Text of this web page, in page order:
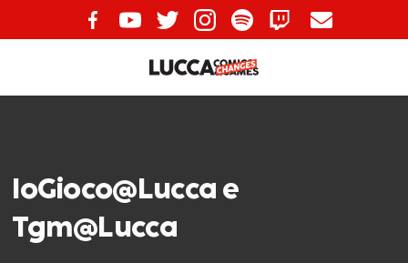
IoGioco@Lucca e
Tgm@Lucca